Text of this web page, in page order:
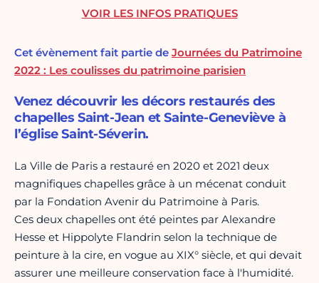
Cet évènement fait partie de Journées du Patrimoine
2022 : Les coulisses du patrimoine parisien
Venez découvrir les décors restaurés des
chapelles Saint-Jean et Sainte-Geneviève à
l’église Saint-Séverin.
La Ville de Paris a restauré en 2020 et 2021 deux
magnifiques chapelles grâce à un mécenat conduit
par la Fondation Avenir du Patrimoine à Paris.
Ces deux chapelles ont été peintes par Alexandre
Hesse et Hippolyte Flandrin selon la technique de
peinture à la cire, en vogue au XIX° siècle, et qui devait
assurer une meilleure conservation face à l'humidité.
VOIR LES INFOS PRATIQUES